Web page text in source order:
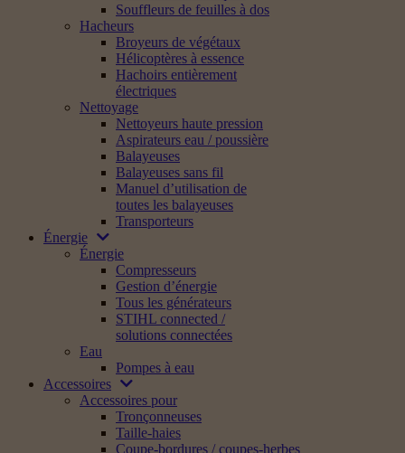
Souffleurs de feuilles à dos
Hacheurs
Broyeurs de végétaux
Hélicoptères à essence
Hachoirs entièrement
électriques
Nettoyage
Nettoyeurs haute pression
Aspirateurs eau / poussière
Balayeuses
Balayeuses sans fil
Manuel d’utilisation de
toutes les balayeuses
Transporteurs
Énergie
Énergie
Compresseurs
Gestion d’énergie
Tous les générateurs
STIHL connected /
solutions connectées
Eau
Pompes à eau
Accessoires
Accessoires pour
Tronçonneuses
Taille-haies
Coupe-bordures / coupes-herbes